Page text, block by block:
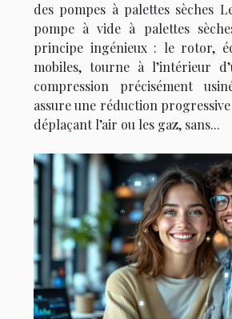
des pompes à palettes sèches
pompe à vide à palettes
principe ingénieux : le rotor,
mobiles, tourne à l’intérieur
compression précisément
assure une réduction
déplaçant l’air ou les gaz, sans...